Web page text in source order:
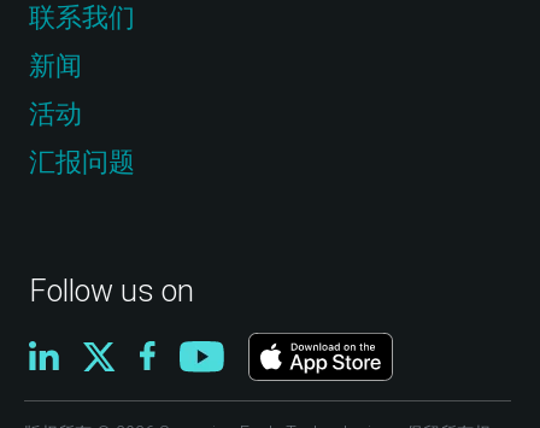
Follow us on
联系我们
新闻
活动
汇报问题